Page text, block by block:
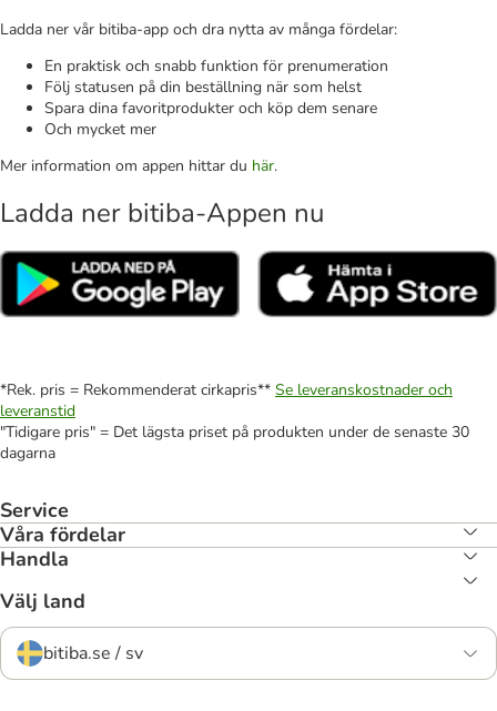
Ladda ner vår bitiba-app och dra nytta av många fördelar:
En praktisk och snabb funktion för prenumeration
Följ statusen på din beställning när som helst
Spara dina favoritprodukter och köp dem senare
Och mycket mer
Mer information om appen hittar du här.
Ladda ner bitiba-Appen nu
*Rek. pris = Rekommenderat cirkapris** Se leveranskostnader och
leveranstid
"Tidigare pris" = Det lägsta priset på produkten under de senaste 30
dagarna
Service
Våra fördelar
Handla
Välj land
bitiba.se / sv